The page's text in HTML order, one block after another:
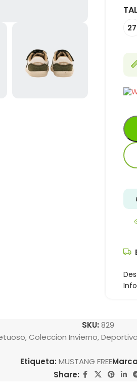
27
SKU: 829
,Coleccion Invierno,
Etiqueta: MUSTANG FREE
Share: